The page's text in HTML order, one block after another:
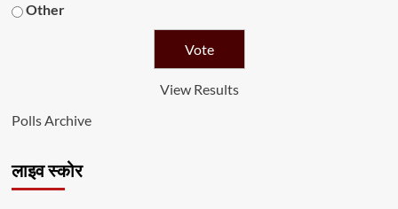
Other
View Results
Polls Archive
लाइव स्कोर